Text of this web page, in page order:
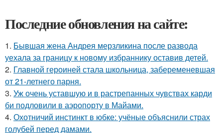
Последние обновления на сайте:
1. Бывшая жена Андрея мерзликина после развода
уехала за границу к новому избраннику оставив детей.
2. Главной героиней стала школьница, забеременевшая
от 21-летнего парня.
3. Уж очень уставшую и в растрепанных чувствах карди
би подловили в аэропорту в Майами.
4. Охотничий инстинкт в юбке: учёные объяснили страх
голубей перед дамами.